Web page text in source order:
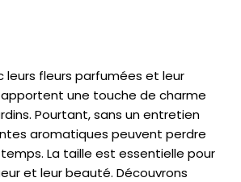
leurs fleurs parfumées et leur
une touche de charme
Pourtant, sans un entretien
aromatiques peuvent perdre
La taille est essentielle pour
et leur beauté. Découvrons